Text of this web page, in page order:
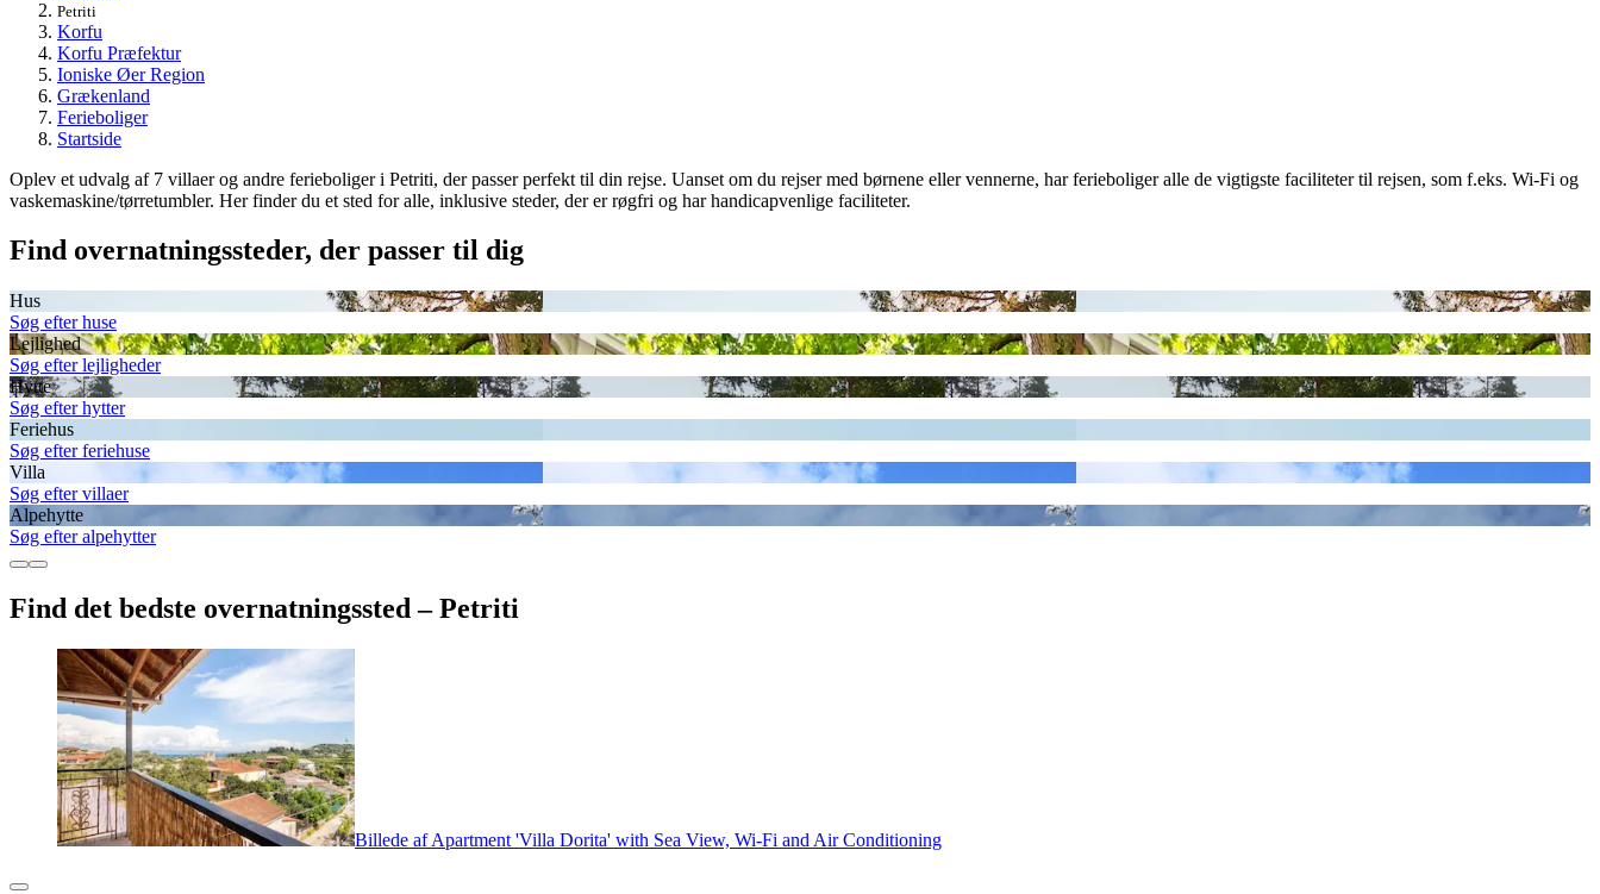
Petriti
Korfu
Korfu Præfektur
Ioniske Øer Region
Grækenland
Ferieboliger
Startside
Oplev et udvalg af 7 villaer og andre ferieboliger i Petriti, der passer perfekt til din rejse. Uanset om du rejser med børnene eller vennerne, har ferieboliger alle de vigtigste faciliteter til rejsen, som f.eks. Wi-Fi og
vaskemaskine/tørretumbler. Her finder du et sted for alle, inklusive steder, der er røgfri og har handicapvenlige faciliteter.
Find overnatningssteder, der passer til dig
Hus
Søg efter huse
Lejlighed
Søg efter lejligheder
Hytte
Søg efter hytter
Feriehus
Søg efter feriehuse
Villa
Søg efter villaer
Alpehytte
Søg efter alpehytter
Find det bedste overnatningssted – Petriti
Billede af Apartment 'Villa Dorita' with Sea View, Wi-Fi and Air Conditioning